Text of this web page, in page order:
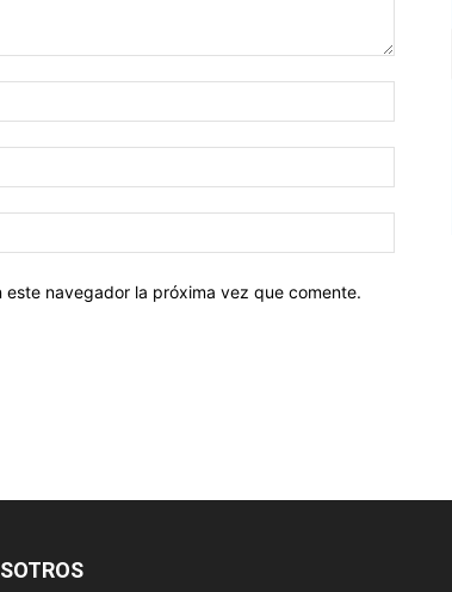
navegador la próxima vez que comente.